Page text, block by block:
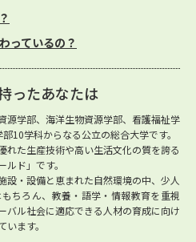
っているの？
ったあなたは
源学部、海洋生物資源学部、看護福祉学
10学科からなる公立の総合大学です。
れた生産技術や高い生活文化の質を誇る
ド」です。
設・設備と恵まれた自然環境の中、少人
ちろん、教養・語学・情報教育を重視
バル社会に適応できる人材の育成に向け
ます。